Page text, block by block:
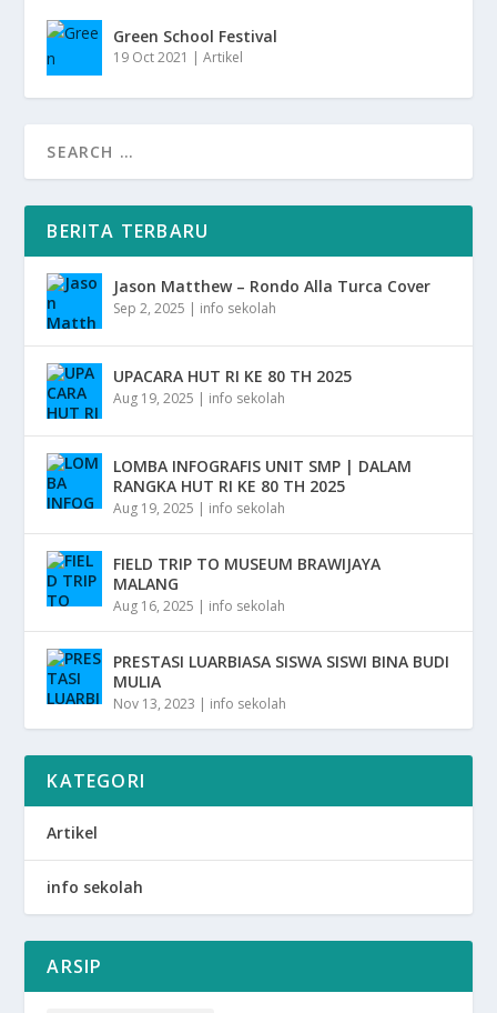
Green School Festival
19 Oct 2021 |Artikel
BERITA TERBARU
Jason Matthew – Rondo Alla Turca Cover
Sep 2, 2025 | info sekolah
UPACARA HUT RI KE 80 TH 2025
Aug 19, 2025 | info sekolah
LOMBA INFOGRAFIS UNIT SMP | DALAM
RANGKA HUT RI KE 80 TH 2025
Aug 19, 2025 | info sekolah
FIELD TRIP TO MUSEUM BRAWIJAYA
MALANG
Aug 16, 2025 | info sekolah
PRESTASI LUARBIASA SISWA SISWI BINA BUDI
MULIA
Nov 13, 2023 | info sekolah
KATEGORI
Artikel
info sekolah
ARSIP